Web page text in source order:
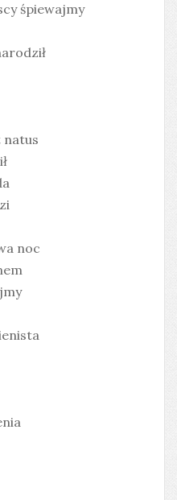
śpiewajmy
natus
noc